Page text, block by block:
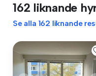
162 liknande
Se alla 162 liknande